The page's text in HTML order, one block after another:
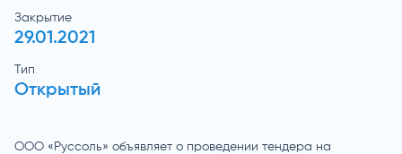
Закрытие
29.01.2021
Тип
Открытый
ООО «Руссоль» объявляет о проведении тендера на